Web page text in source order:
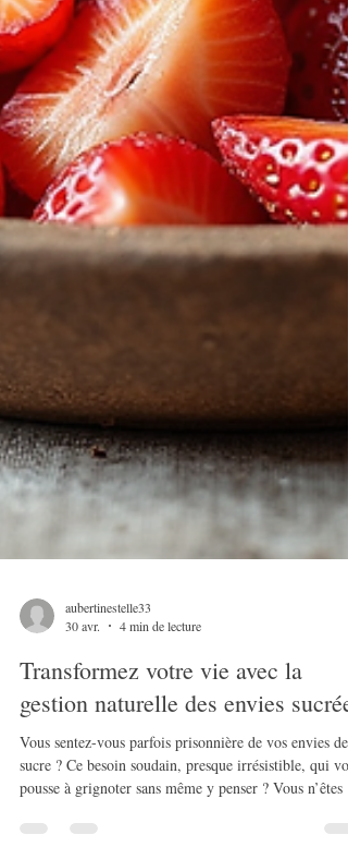
30 avr.
4 min de lecture
Transformez votre vie avec la
gestion naturelle des envies sucrées
Vous sentez-vous parfois prisonnière de vos envies de
pousse à grignoter sans même y penser ? Vous n’êtes